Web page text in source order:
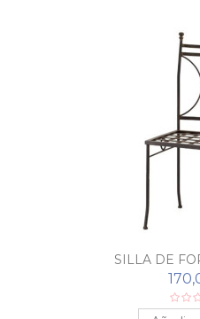
SILLA DE